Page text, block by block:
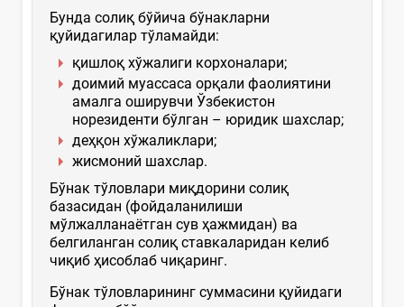
Бунда солиқ бўйича бўнакларни
қуйидагилар тўламайди:
қишлоқ хўжалиги корхоналари;
доимий муассаса орқали фаолиятини
амалга оширувчи Ўзбекистон
норезиденти бўлган – юридик шахслар;
деҳқон хўжаликлари;
жисмоний шахслар.
Бўнак тўловлари миқдорини солиқ
базасидан (фойдаланилиши
мўлжалланаётган сув ҳажмидан) ва
белгиланган солиқ ставкаларидан келиб
чиқиб ҳисоблаб чиқаринг.
Бўнак тўловларининг суммасини қуйидаги